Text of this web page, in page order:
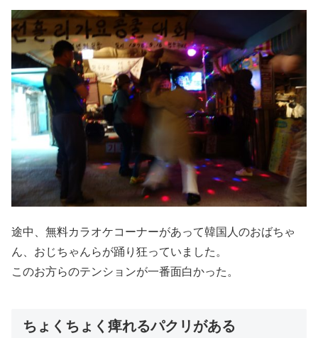
途中、無料カラオケコーナーがあって韓国人のおばちゃ
ん、おじちゃんらが踊り狂っていました。
このお方らのテンションが一番面白かった。
ちょくちょく痺れるパクリがある